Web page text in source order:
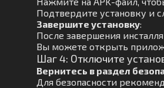
Подтвердите установку и
Завершите установку:
После завершения
Вы можете открыть
Шаг 4: Отключите
Вернитесь в раздел
Для безопасности